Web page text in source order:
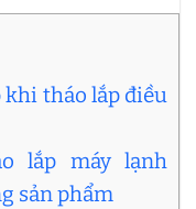
khi tháo lắp điều
lắp máy lạnh
sản phẩm